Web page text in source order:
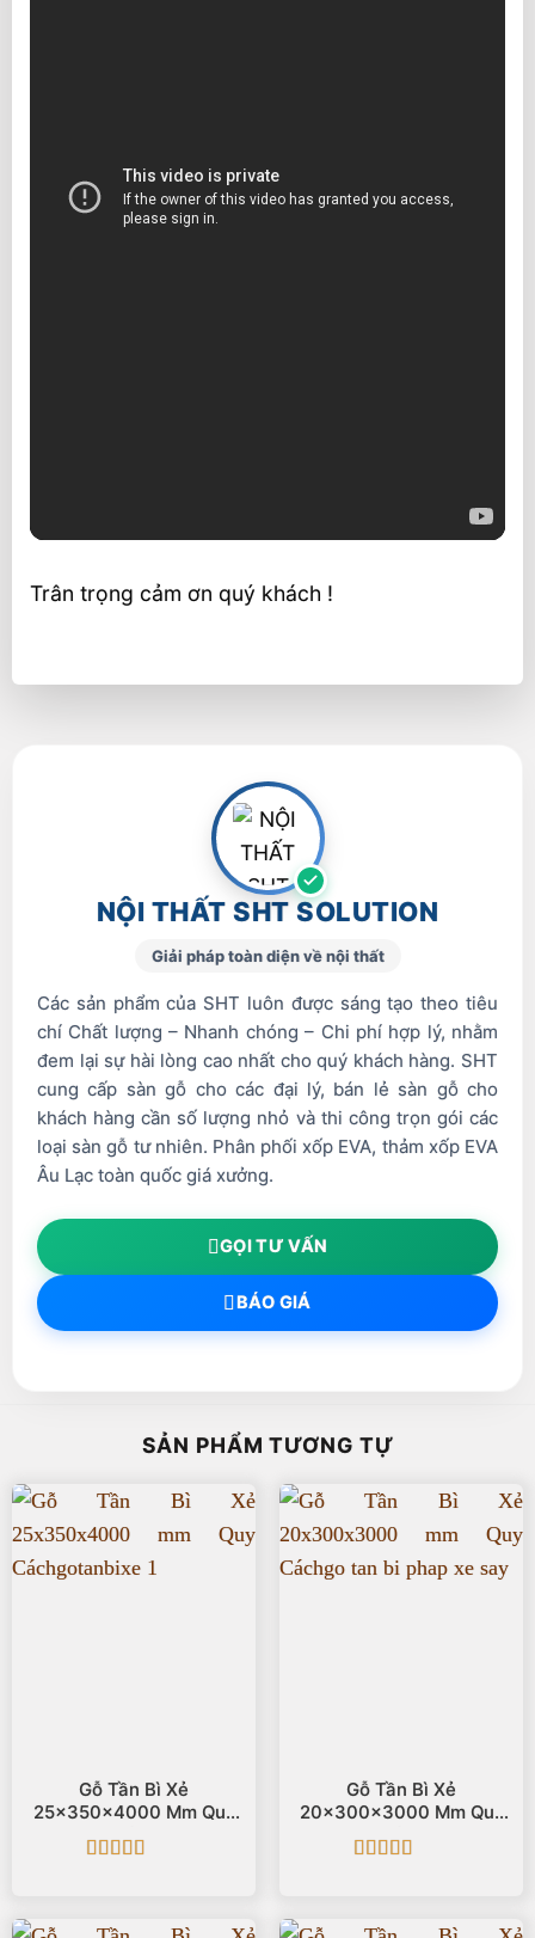
Trân trọng cảm ơn quý khách !
NỘI THẤT SHT SOLUTION
Giải pháp toàn diện về nội thất
Các sản phẩm của SHT luôn được sáng tạo theo tiêu
chí Chất lượng – Nhanh chóng – Chi phí hợp lý, nhằm
đem lại sự hài lòng cao nhất cho quý khách hàng. SHT
cung cấp sàn gỗ cho các đại lý, bán lẻ sàn gỗ cho
khách hàng cần số lượng nhỏ và thi công trọn gói các
loại sàn gỗ tư nhiên. Phân phối xốp EVA, thảm xốp EVA
Âu Lạc toàn quốc giá xưởng.
GỌI TƯ VẤN
BÁO GIÁ
SẢN PHẨM TƯƠNG TỰ
Gỗ Tần Bì Xẻ
25x350x4000 Mm Quy
Cách
Gỗ Tần Bì Xẻ
20x300x3000 Mm Quy
Cách